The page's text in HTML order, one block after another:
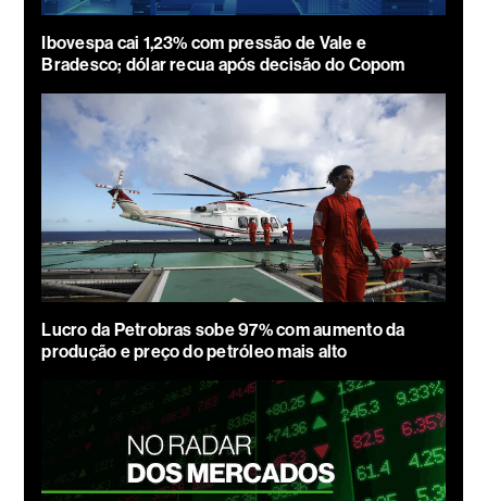
Ibovespa cai 1,23% com pressão de Vale e
Bradesco; dólar recua após decisão do Copom
Lucro da Petrobras sobe 97% com aumento da
produção e preço do petróleo mais alto